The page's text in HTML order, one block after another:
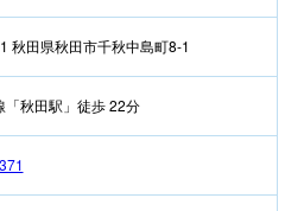
秋田県秋田市千秋中島町8-1
「秋田駅」徒歩 22分